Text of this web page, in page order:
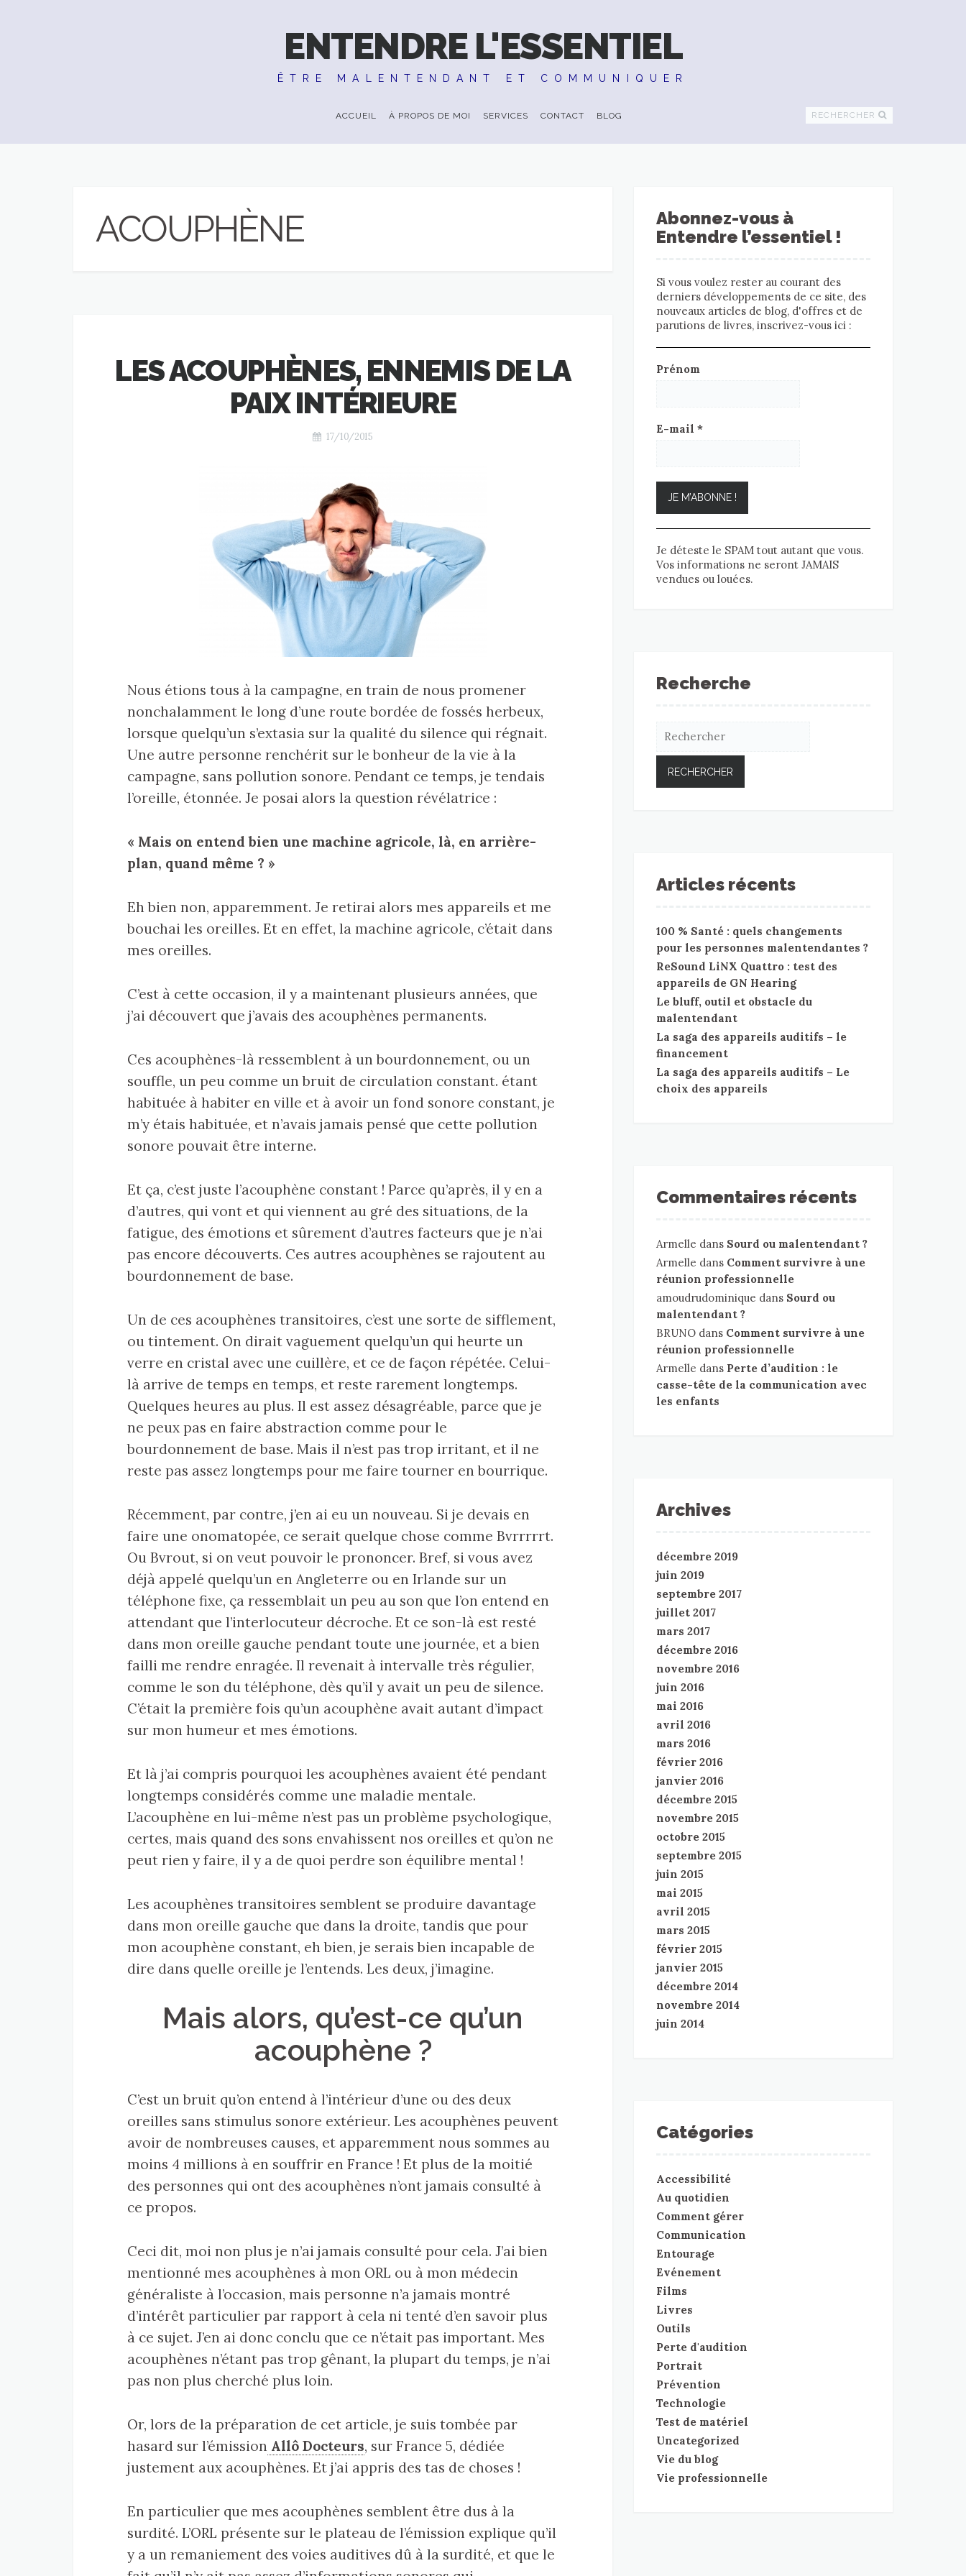
ENTENDRE L'ESSENTIEL
ÊTRE MALENTENDANT ET COMMUNIQUER
ACCUEIL À PROPOS DE MOI SERVICES CONTACT BLOG RECHERCHER
ACOUPHÈNE
LES ACOUPHÈNES, ENNEMIS DE LA
PAIX INTÉRIEURE
17/10/2015
Nous étions tous à la campagne, en train de nous promener
nonchalamment le long d’une route bordée de fossés herbeux,
lorsque quelqu’un s’extasia sur la qualité du silence qui régnait.
Une autre personne renchérit sur le bonheur de la vie à la
campagne, sans pollution sonore. Pendant ce temps, je tendais
l’oreille, étonnée. Je posai alors la question révélatrice :
« Mais on entend bien une machine agricole, là, en arrière-
plan, quand même ? »
Eh bien non, apparemment. Je retirai alors mes appareils et me
bouchai les oreilles. Et en effet, la machine agricole, c’était dans
mes oreilles.
C’est à cette occasion, il y a maintenant plusieurs années, que
j’ai découvert que j’avais des acouphènes permanents.
Ces acouphènes-là ressemblent à un bourdonnement, ou un
souffle, un peu comme un bruit de circulation constant. étant
habituée à habiter en ville et à avoir un fond sonore constant, je
m’y étais habituée, et n’avais jamais pensé que cette pollution
sonore pouvait être interne.
Et ça, c’est juste l’acouphène constant ! Parce qu’après, il y en a
d’autres, qui vont et qui viennent au gré des situations, de la
fatigue, des émotions et sûrement d’autres facteurs que je n’ai
pas encore découverts. Ces autres acouphènes se rajoutent au
bourdonnement de base.
Un de ces acouphènes transitoires, c’est une sorte de sifflement,
ou tintement. On dirait vaguement quelqu’un qui heurte un
verre en cristal avec une cuillère, et ce de façon répétée. Celui-
là arrive de temps en temps, et reste rarement longtemps.
Quelques heures au plus. Il est assez désagréable, parce que je
ne peux pas en faire abstraction comme pour le
bourdonnement de base. Mais il n’est pas trop irritant, et il ne
reste pas assez longtemps pour me faire tourner en bourrique.
Récemment, par contre, j’en ai eu un nouveau. Si je devais en
faire une onomatopée, ce serait quelque chose comme Bvrrrrrt.
Ou Bvrout, si on veut pouvoir le prononcer. Bref, si vous avez
déjà appelé quelqu’un en Angleterre ou en Irlande sur un
téléphone fixe, ça ressemblait un peu au son que l’on entend en
attendant que l’interlocuteur décroche. Et ce son-là est resté
dans mon oreille gauche pendant toute une journée, et a bien
failli me rendre enragée. Il revenait à intervalle très régulier,
comme le son du téléphone, dès qu’il y avait un peu de silence.
C’était la première fois qu’un acouphène avait autant d’impact
sur mon humeur et mes émotions.
Et là j’ai compris pourquoi les acouphènes avaient été pendant
longtemps considérés comme une maladie mentale.
L’acouphène en lui-même n’est pas un problème psychologique,
certes, mais quand des sons envahissent nos oreilles et qu’on ne
peut rien y faire, il y a de quoi perdre son équilibre mental !
Les acouphènes transitoires semblent se produire davantage
dans mon oreille gauche que dans la droite, tandis que pour
mon acouphène constant, eh bien, je serais bien incapable de
dire dans quelle oreille je l’entends. Les deux, j’imagine.
Mais alors, qu’est-ce qu’un
acouphène ?
C’est un bruit qu’on entend à l’intérieur d’une ou des deux
oreilles sans stimulus sonore extérieur. Les acouphènes peuvent
avoir de nombreuses causes, et apparemment nous sommes au
moins 4 millions à en souffrir en France ! Et plus de la moitié
des personnes qui ont des acouphènes n’ont jamais consulté à
ce propos.
Ceci dit, moi non plus je n’ai jamais consulté pour cela. J’ai bien
mentionné mes acouphènes à mon ORL ou à mon médecin
généraliste à l’occasion, mais personne n’a jamais montré
d’intérêt particulier par rapport à cela ni tenté d’en savoir plus
à ce sujet. J’en ai donc conclu que ce n’était pas important. Mes
acouphènes n’étant pas trop gênant, la plupart du temps, je n’ai
pas non plus cherché plus loin.
Or, lors de la préparation de cet article, je suis tombée par
hasard sur l’émission Allô Docteurs, sur France 5, dédiée
justement aux acouphènes. Et j’ai appris des tas de choses !
En particulier que mes acouphènes semblent être dus à la
surdité. L’ORL présente sur le plateau de l’émission explique qu’il
y a un remaniement des voies auditives dû à la surdité, et que le
Abonnez-vous à
Entendre l’essentiel !
Si vous voulez rester au courant des
derniers développements de ce site, des
nouveaux articles de blog, d'offres et de
parutions de livres, inscrivez-vous ici :
Prénom
E-mail *
Je déteste le SPAM tout autant que vous.
Vos informations ne seront JAMAIS
vendues ou louées.
Recherche
Articles récents
100 % Santé : quels changements
pour les personnes malentendantes ?
ReSound LiNX Quattro : test des
appareils de GN Hearing
Le bluff, outil et obstacle du
malentendant
La saga des appareils auditifs – le
financement
La saga des appareils auditifs – Le
choix des appareils
Commentaires récents
Armelle dans Sourd ou malentendant ?
Armelle dans Comment survivre à une
réunion professionnelle
amoudrudominique dans Sourd ou
malentendant ?
BRUNO dans Comment survivre à une
réunion professionnelle
Armelle dans Perte d’audition : le
casse-tête de la communication avec
les enfants
Archives
décembre 2019
juin 2019
septembre 2017
juillet 2017
mars 2017
décembre 2016
novembre 2016
juin 2016
mai 2016
avril 2016
mars 2016
février 2016
janvier 2016
décembre 2015
novembre 2015
octobre 2015
septembre 2015
juin 2015
mai 2015
avril 2015
mars 2015
février 2015
janvier 2015
décembre 2014
novembre 2014
juin 2014
Catégories
Accessibilité
Au quotidien
Comment gérer
Communication
Entourage
Evénement
Films
Livres
Outils
Perte d'audition
Portrait
Prévention
Technologie
Test de matériel
Uncategorized
Vie du blog
Vie professionnelle